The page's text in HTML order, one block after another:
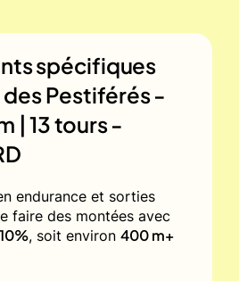
spécifiques
Pestiférés -
| 13 tours -
endurance et sorties
faire des montées avec
, soit environ 400 m+